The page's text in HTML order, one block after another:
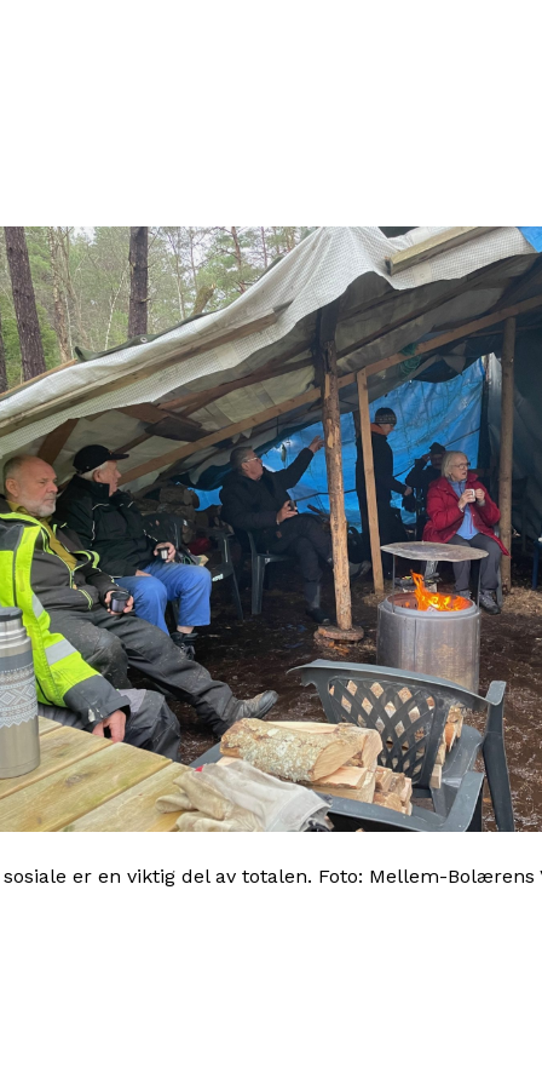
sosiale er en viktig del av totalen. Foto: Mellem-Bolærens